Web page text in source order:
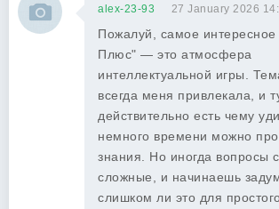
alex-23-93 27 January 2026
Пожалуй, самое
Плюс" — это атмосфера
интеллектуальной игры.
всегда меня привлекала, и
действительно есть чему
немного времени можно
знания. Но иногда вопросы
сложные, и начинаешь
слишком ли это для